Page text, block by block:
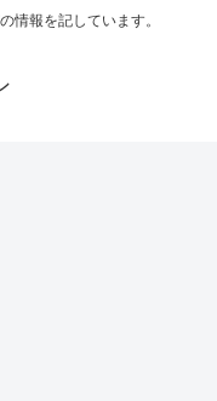
情報を記しています。